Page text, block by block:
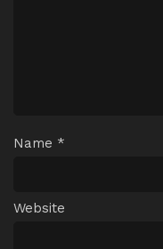
Name *
Website